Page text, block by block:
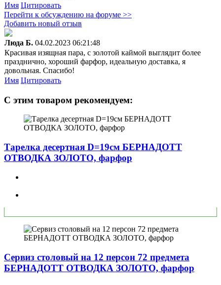
Имя Цитировать
Перейти к обсуждению на форуме >>
Добавить новый отзыв
Люда Б. 04.02.2023 06:21:48
Красивая изящная пара, с золотой каймой выглядит более
празднично, хороший фарфор, идеальную доставка, я
довольная. Спасибо!
Имя Цитировать
С этим товаром рекомендуем:
Тарелка десертная D=19см БЕРНАДОТТ
ОТВОДКА ЗОЛОТО, фарфор
Сервиз столовый на 12 персон 72 предмета
БЕРНАДОТТ ОТВОДКА ЗОЛОТО, фарфор